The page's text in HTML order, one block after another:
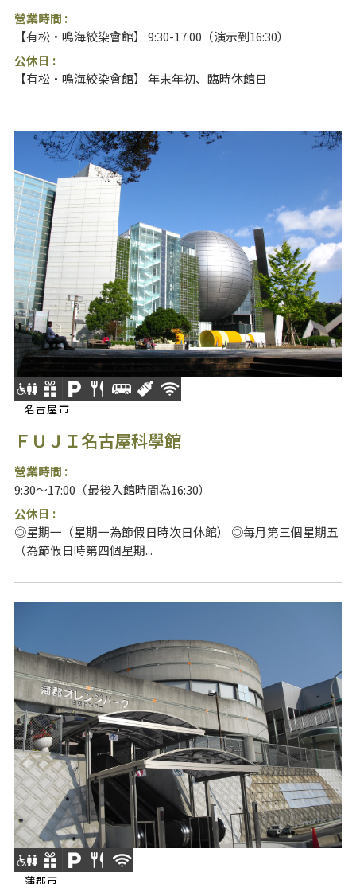
營業時間 :
【有松・鳴海絞染會館】 9:30-17:00（演示到16:30）
公休日 :
【有松・鳴海絞染會館】 年末年初、臨時休館日
名古屋市
ＦＵＪＩ名古屋科學館
營業時間 :
9:30～17:00（最後入館時間為16:30）
公休日 :
◎星期一（星期一為節假日時次日休館） ◎每月第三個星期五
（為節假日時第四個星期...
蒲郡市